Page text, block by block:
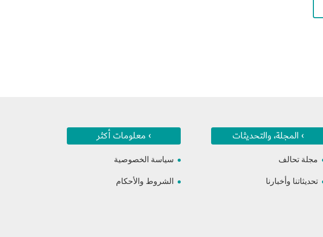
› المجلة، والتحديثات
مجلة تحالف
تحديثاتنا وأخبارنا
› معلومات أكثر
سياسة الخصوصية
الشروط والأحكام